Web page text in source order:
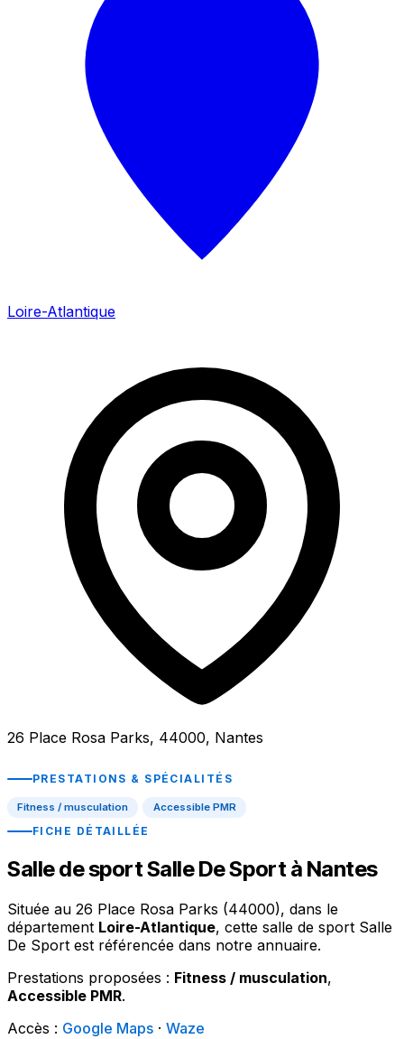
Loire-Atlantique
26 Place Rosa Parks, 44000, Nantes
PRESTATIONS & SPÉCIALITÉS
Fitness / musculation Accessible PMR
FICHE DÉTAILLÉE
Salle de sport Salle De Sport à Nantes
Située au 26 Place Rosa Parks (44000), dans le
département Loire-Atlantique, cette salle de sport Salle
De Sport est référencée dans notre annuaire.
Prestations proposées : Fitness / musculation,
Accessible PMR.
Accès : Google Maps · Waze